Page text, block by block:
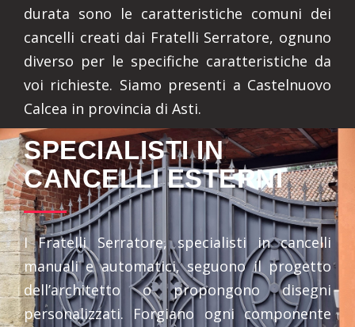
durata sono le caratteristiche comuni dei
cancelli creati dai Fratelli Serratore, ognuno
diverso per le specifiche caratteristiche da
voi richieste. Siamo presenti a Castelnuovo
Calcea in provincia di Asti.
SPECIALISTI IN
CANCELLI ESTERNI
I Fratelli Serratore, specialisti in cancelli
manuali e automatici, seguono il progetto
dell’architetto o propongono disegni
personalizzati. Forgiano ogni componente